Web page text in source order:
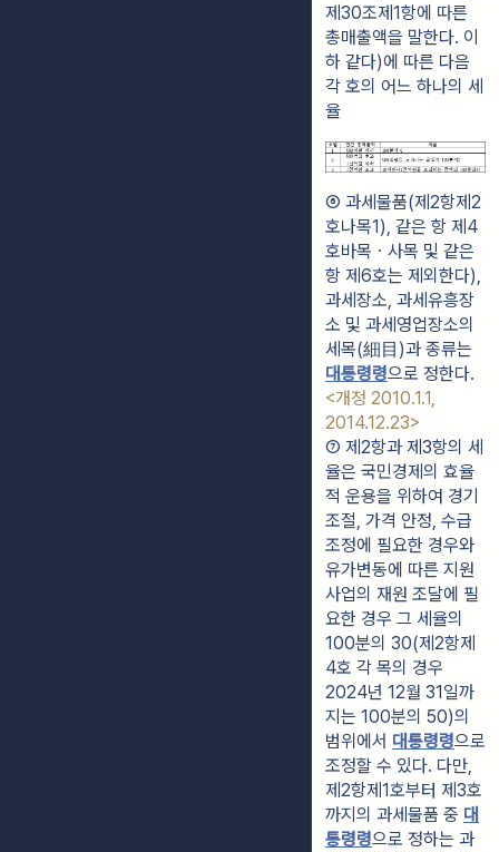
제30조제1항에 따른
총매출액을 말한다. 이
하 같다)에 따른 다음
각 호의 어느 하나의 세
⑥ 과세물품(제2항제2
호나목1), 같은 항 제4
호바목ㆍ사목 및 같은
항 제6호는 제외한다),
과세장소, 과세유흥장
소 및 과세영업장소의
대통령령
<개정 2010.1.1,
2014.12.23>
⑦ 제2항과 제3항의 세
율은 국민경제의 효율
적 운용을 위하여 경기
조절, 가격 안정, 수급
조정에 필요한 경우와
유가변동에 따른 지원
사업의 재원 조달에 필
요한 경우 그 세율의
100분의 30(제2항제
4호 각 목의 경우
2024년 12월 31일까
지는 100분의 50)의
범위에서 대통령령으로
조정할 수 있다. 다만,
제2항제1호부터 제3호
까지의 과세물품 중 대
통령령으로 정하는 과